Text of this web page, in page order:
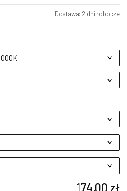
Dostawa: 2 dni robocze
174,00 zł